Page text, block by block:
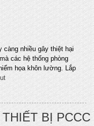
càng nhiều gây thiệt hại
các hệ thống phòng
họa khôn lường. Lắp
BỊ PCCC